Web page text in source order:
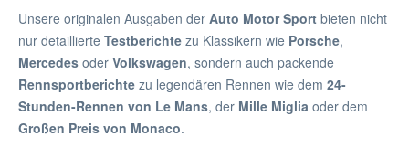
Unsere originalen Ausgaben der Auto Motor Sport bieten nicht
nur detaillierte Testberichte zu Klassikern wie Porsche,
Mercedes oder Volkswagen, sondern auch packende
Rennsportberichte zu legendären Rennen wie dem 24-
Stunden-Rennen von Le Mans, der Mille Miglia oder dem
Großen Preis von Monaco.